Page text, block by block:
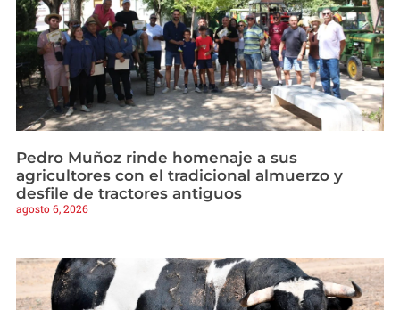
Pedro Muñoz rinde homenaje a sus
agricultores con el tradicional almuerzo y
desfile de tractores antiguos
agosto 6, 2026